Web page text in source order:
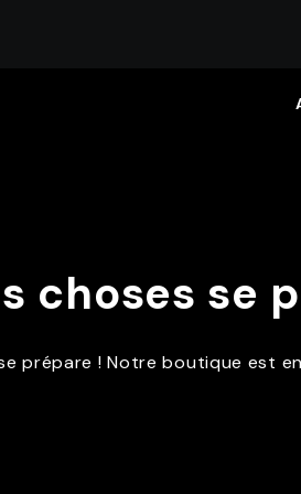
choses se
prépare ! Notre boutique est